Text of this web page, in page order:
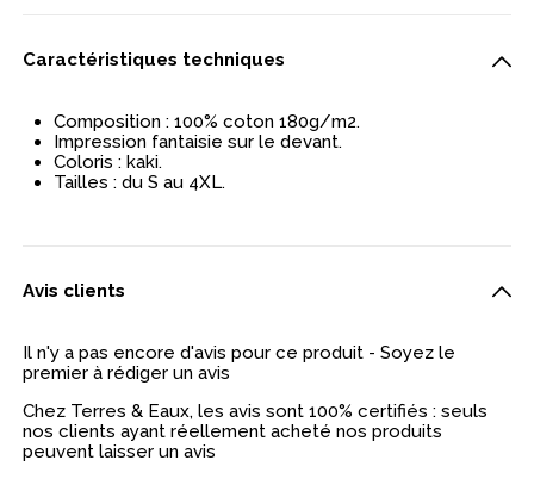
Caractéristiques techniques
Composition : 100% coton 180g/m2.
Impression fantaisie sur le devant.
Coloris : kaki.
Tailles : du S au 4XL.
Avis clients
Il n'y a pas encore d'avis pour ce produit - Soyez le
premier à rédiger un avis
Chez Terres & Eaux, les avis sont 100% certifiés : seuls
nos clients ayant réellement acheté nos produits
peuvent laisser un avis